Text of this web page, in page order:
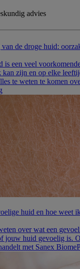
advies
de droge huid:
is een veel
kan zijn en op elke
te weten te komen
huid en hoe weet
over wat een
jouw huid gevoelig is.
met Sanex